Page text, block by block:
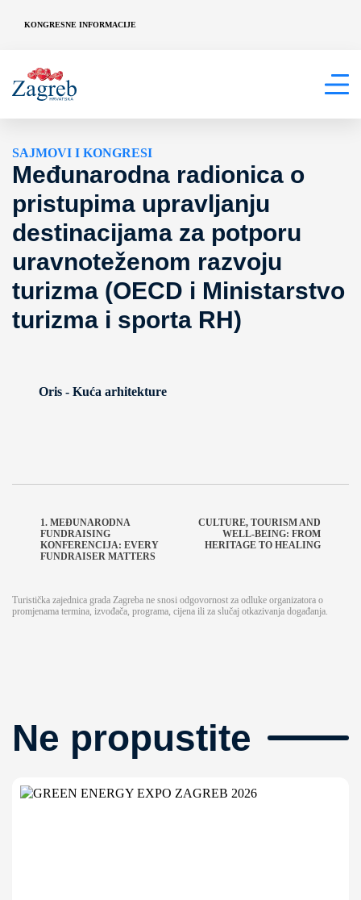
KONGRESNE INFORMACIJE
SAJMOVI I KONGRESI
Međunarodna radionica o
pristupima upravljanju
destinacijama za potporu
uravnoteženom razvoju
turizma (OECD i Ministarstvo
turizma i sporta RH)
Oris - Kuća arhitekture
1. MEĐUNARODNA
FUNDRAISING
KONFERENCIJA: EVERY
FUNDRAISER MATTERS
CULTURE, TOURISM AND
WELL-BEING: FROM
HERITAGE TO HEALING
Turistička zajednica grada Zagreba ne snosi odgovornost za odluke organizatora o
promjenama termina, izvođača, programa, cijena ili za slučaj otkazivanja događanja.
Ne propustite